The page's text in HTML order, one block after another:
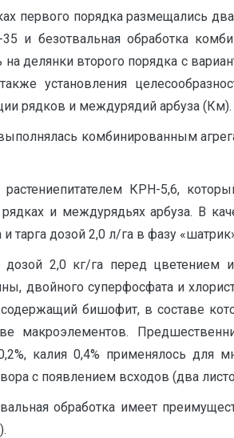
порядка размещались два
и безотвальная обработка
делянки второго порядка с
установления
рядков и междурядий арбуза (Км).
комбинированным
КРН-5,6,
и междурядьях арбуза. В
тарга дозой 2,0 л/га в фазу
2,0 кг/га перед цветением
двойного суперфосфата и
бишофит, в составе
макроэлементов.
калия 0,4% применялось для
с появлением всходов (два
обработка имеет